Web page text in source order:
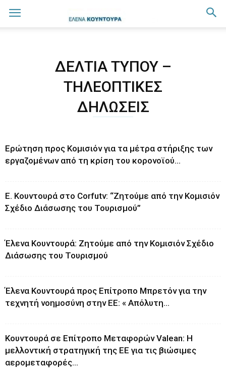
ΔΕΛΤΊΑ ΤΎΠΟΥ –
ΤΗΛΕΟΠΤΙΚΈΣ
ΔΗΛΏΣΕΙΣ
Ερώτηση προς Κομισιόν για τα μέτρα στήριξης των
εργαζομένων από τη κρίση του κορονοϊού...
Ε. Κουντουρά στο Corfutv: “Ζητούμε από την Κομισιόν
Σχέδιο Διάσωσης του Τουρισμού”
Έλενα Κουντουρά: Ζητούμε από την Κομισιόν Σχέδιο
Διάσωσης του Τουρισμού
Έλενα Κουντουρά προς Επίτροπο Μπρετόν για την
τεχνητή νοημοσύνη στην ΕΕ: « Απόλυτη...
Κουντουρά σε Επίτροπο Μεταφορών Valean: Η
μελλοντική στρατηγική της ΕΕ για τις βιώσιμες
αερομεταφορές...